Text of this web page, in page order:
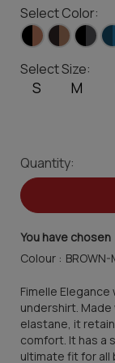
Select Color:
Select Size:
S M
Quantity:
You have chosen
Colour :
Fimelle
undershirt. Made
elastane, it
comfort. It has a
ultimate fit for all